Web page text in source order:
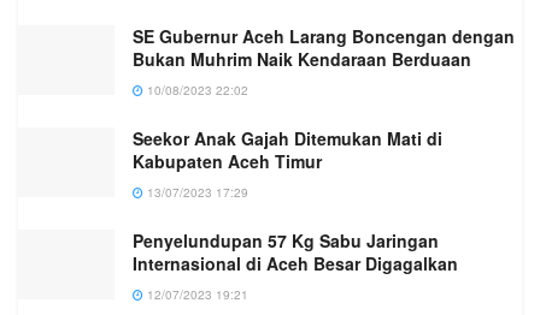
SE Gubernur Aceh Larang Boncengan dengan
Bukan Muhrim Naik Kendaraan Berduaan
10/08/2023 22:02
Seekor Anak Gajah Ditemukan Mati di
Kabupaten Aceh Timur
13/07/2023 17:29
Penyelundupan 57 Kg Sabu Jaringan
Internasional di Aceh Besar Digagalkan
12/07/2023 19:21